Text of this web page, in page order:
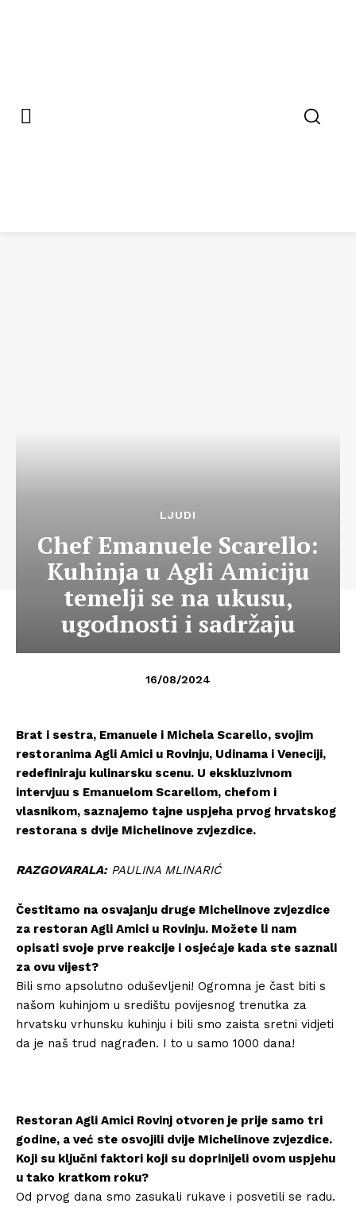
LJUDI
Chef Emanuele Scarello:
Kuhinja u Agli Amiciju
temelji se na ukusu,
ugodnosti i sadržaju
16/08/2024
Brat i sestra, Emanuele i Michela Scarello, svojim
restoranima Agli Amici u Rovinju, Udinama i Veneciji,
redefiniraju kulinarsku scenu. U ekskluzivnom
intervjuu s Emanuelom Scarellom, chefom i
vlasnikom, saznajemo tajne uspjeha prvog hrvatskog
restorana s dvije Michelinove zvjezdice.
RAZGOVARALA:PAULINA MLINARIĆ
Čestitamo na osvajanju druge Michelinove zvjezdice
za restoran Agli Amici u Rovinju. Možete li nam
opisati svoje prve reakcije i osjećaje kada ste saznali
za ovu vijest?
Bili smo apsolutno oduševljeni! Ogromna je čast biti s
našom kuhinjom u središtu povijesnog trenutka za
hrvatsku vrhunsku kuhinju i bili smo zaista sretni vidjeti
da je naš trud nagrađen. I to u samo 1000 dana!
Restoran Agli Amici Rovinj otvoren je prije samo tri
godine, a već ste osvojili dvije Michelinove zvjezdice.
Koji su ključni faktori koji su doprinijeli ovom uspjehu
u tako kratkom roku?
Od prvog dana smo zasukali rukave i posvetili se radu.